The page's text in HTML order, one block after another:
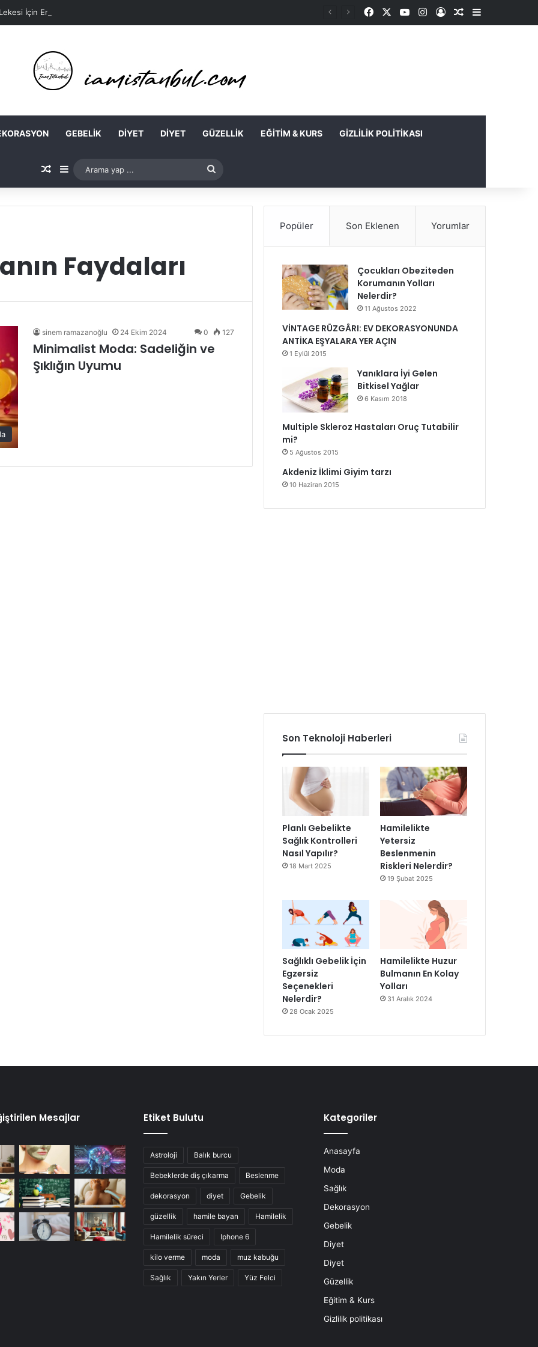
İçin En Kolay Ev Maskeleri Nelerdir? FacebookYouTubeInstagram
Kayıt OlRastgele Makale
Kenar
GEBELIK DIYET DIYET GÜZELLIK EĞITIM & KURS GIZLILIK POLITIKASI
Rastgele Makale
Kenar Bölmesi
Arama
yap
Faydaları
sinem ramazanoğlu 24 Ekim 2024 0 127
Minimalist Moda: Sadeliğin ve
Şıklığın Uyumu
Popüler Son Eklenen Yorumlar
Çocukları Obeziteden
Korumanın Yolları
Nelerdir?
11 Ağustos 2022
VİNTAGE RÜZGÂRI: EV DEKORASYONUNDA
ANTİKA EŞYALARA YER AÇIN
1 Eylül 2015
Yanıklara İyi Gelen
Bitkisel Yağlar
6 Kasım 2018
Multiple Skleroz Hastaları Oruç Tutabilir
mi?
5 Ağustos 2015
Akdeniz İklimi Giyim tarzı
10 Haziran 2015
Son Teknoloji Haberleri
Planlı Gebelikte
Sağlık Kontrolleri
Nasıl Yapılır?
18 Mart 2025
Hamilelikte
Yetersiz
Beslenmenin
Riskleri Nelerdir?
19 Şubat 2025
Sağlıklı Gebelik İçin
Egzersiz
Seçenekleri
Nelerdir?
28 Ocak 2025
Hamilelikte Huzur
Bulmanın En Kolay
Yolları
31 Aralık 2024
Mesajlar Etiket Bulutu
Astroloji Balık burcu
Bebeklerde diş çıkarma Beslenme
dekorasyon diyet Gebelik
güzellik hamile bayan Hamilelik
Hamilelik süreci Iphone 6
kilo verme moda muz kabuğu
Sağlık Yakın Yerler Yüz Felci
Kategoriler
Anasayfa
Moda
Sağlık
Dekorasyon
Gebelik
Diyet
Diyet
Güzellik
Eğitim & Kurs
Gizlilik politikası